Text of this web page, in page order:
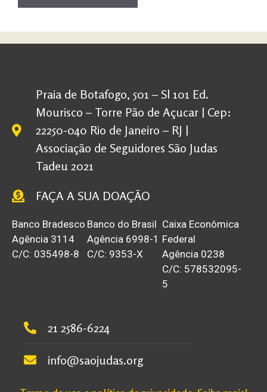
Praia de Botafogo, 501 – Sl 101 Ed.
Mourisco – Torre Pão de Açucar | Cep:
22250-040 Rio de Janeiro – RJ |
Associação de Seguidores São Judas
Tadeu 2021
FAÇA A SUA DOAÇÃO
Banco Bradesco
Agência 3114
C/C: 035498-8
Banco do Brasil
Agência 6998-1
C/C: 9353-X
Caixa Econômica
Federal
Agência 0238
C/C: 578532095-
5
21 2586-6224
info@saojudas.org